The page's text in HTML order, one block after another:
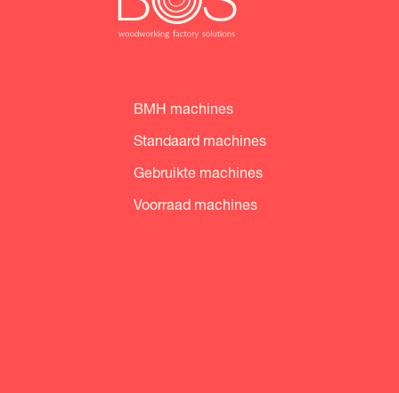
BMH machines
Standaard machines
Gebruikte machines
Voorraad machines